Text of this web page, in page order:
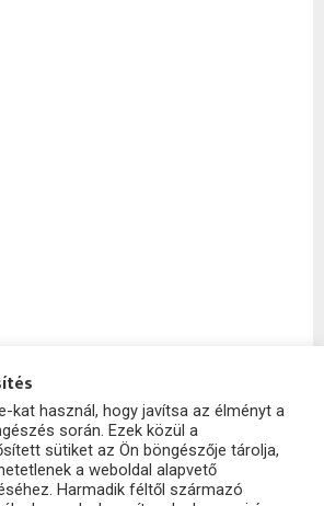
kat használ, hogy javítsa az élményt a
során. Ezek közül a
sütiket az Ön böngészője tárolja,
a weboldal alapvető
Harmadik féltől származó